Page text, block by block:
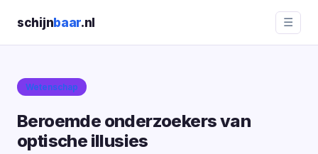
schijnbaar.nl ☰
Wetenschap
Beroemde onderzoekers van
optische illusies